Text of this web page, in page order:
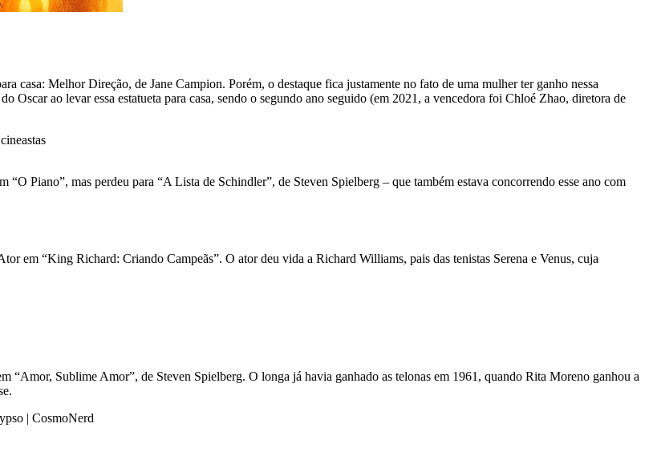
casa: Melhor Direção, de Jane Campion. Porém, o destaque fica justamente no fato de uma mulher ter ganho nessa
ao levar essa estatueta para casa, sendo o segundo ano seguido (em 2021, a vencedora foi Chloé Zhao, diretora de
Piano”, mas perdeu para “A Lista de Schindler”, de Steven Spielberg – que também estava concorrendo esse ano com
em “King Richard: Criando Campeãs”. O ator deu vida a Richard Williams, pais das tenistas Serena e Venus, cuja
“Amor, Sublime Amor”, de Steven Spielberg. O longa já havia ganhado as telonas em 1961, quando Rita Moreno ganhou a